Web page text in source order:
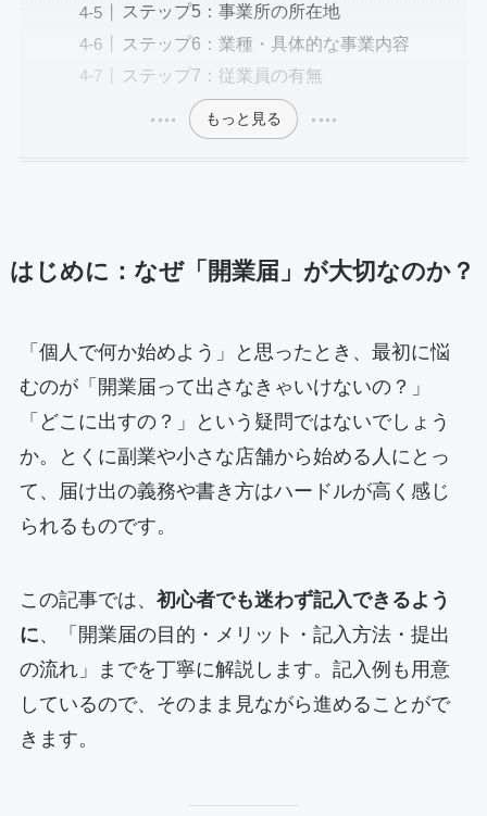
ステップ5：事業所の所在地
ステップ6：業種・具体的な事業内容
ステップ7：従業員の有無
もっと見る
はじめに：なぜ「開業届」が大切なのか？
「個人で何か始めよう」と思ったとき、最初に悩
むのが「開業届って出さなきゃいけないの？」
「どこに出すの？」という疑問ではないでしょう
か。とくに副業や小さな店舗から始める人にとっ
て、届け出の義務や書き方はハードルが高く感じ
られるものです。
この記事では、 初心者でも迷わず記入できるよう
に、「開業届の目的・メリット・記入方法・提出
の流れ」までを丁寧に解説します。記入例も用意
しているので、そのまま見ながら進めることがで
きます。